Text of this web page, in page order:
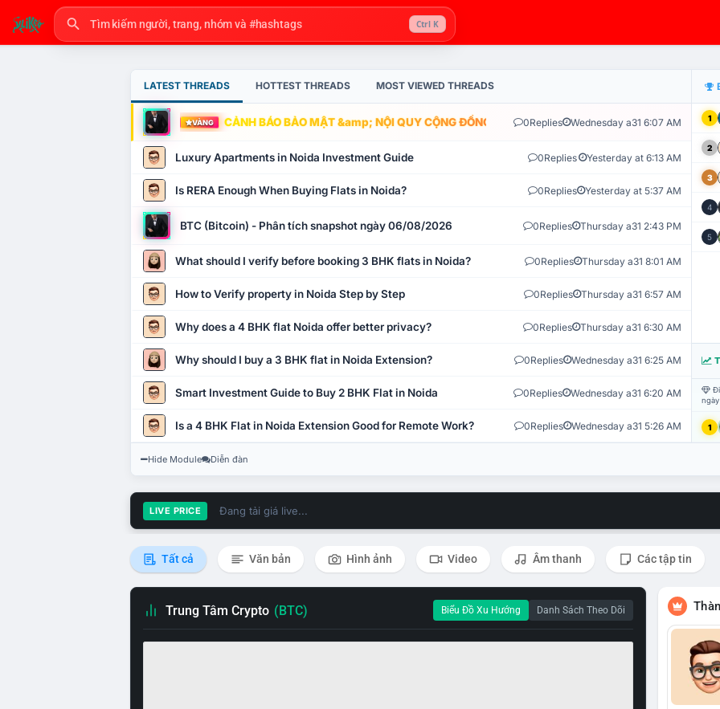
Ctrl K
LATEST THREADS HOTTEST THREADS MOST VIEWED THREADS
VÀNG CẢNH BÁO BẢO MẬT &amp; NỘI QUY CỘNG ĐỒNG VLIKE.VN: HỆ THỐNG GIÁM SÁT TỰ
0Replies Wednesday a31 6:07 AM
Luxury Apartments in Noida Investment Guide 0Replies Yesterday at 6:13 AM
Is RERA Enough When Buying Flats in Noida? 0Replies Yesterday at 5:37 AM
BTC (Bitcoin) - Phân tích snapshot ngày 06/08/2026 0Replies Thursday a31 2:43 PM
What should I verify before booking 3 BHK flats in Noida? 0Replies Thursday a31 8:01 AM
How to Verify property in Noida Step by Step 0Replies Thursday a31 6:57 AM
Why does a 4 BHK flat Noida offer better privacy? 0Replies Thursday a31 6:30 AM
Why should I buy a 3 BHK flat in Noida Extension? 0Replies Wednesday a31 6:25 AM
Smart Investment Guide to Buy 2 BHK Flat in Noida 0Replies Wednesday a31 6:20 AM
Is a 4 BHK Flat in Noida Extension Good for Remote Work? 0Replies Wednesday a31 5:26 AM
1
2
3
4
5
1
Hide Module Diễn đàn
LIVE PRICE Đang tải giá live...
Tất cả Văn bản Hình ảnh Video Âm thanh Các tập tin
Trung Tâm Crypto (BTC) Biểu Đồ Xu Hướng Danh Sách Theo Dõi